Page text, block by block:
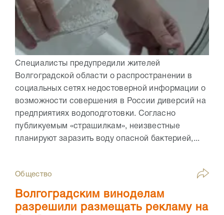
Специалисты предупредили жителей
Волгоградской области о распространении в
социальных сетях недостоверной информации о
возможности совершения в России диверсий на
предприятиях водоподготовки. Согласно
публикуемым «страшилкам», неизвестные
планируют заразить воду опасной бактерией,...
Общество
Волгоградским виноделам
разрешили размещать рекламу на